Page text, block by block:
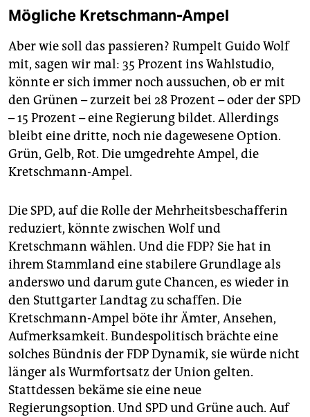
Mögliche Kretschmann-Ampel
Aber wie soll das passieren? Rumpelt Guido Wolf
mit, sagen wir mal: 35 Prozent ins Wahlstudio,
könnte er sich immer noch aussuchen, ob er mit
den Grünen – zurzeit bei 28 Prozent – oder der SPD
– 15 Prozent – eine Regierung bildet. Allerdings
bleibt eine dritte, noch nie dagewesene Option.
Grün, Gelb, Rot. Die umgedrehte Ampel, die
Kretschmann-Ampel.
Die SPD, auf die Rolle der Mehrheitsbeschafferin
reduziert, könnte zwischen Wolf und
Kretschmann wählen. Und die FDP? Sie hat in
ihrem Stammland eine stabilere Grundlage als
anderswo und darum gute Chancen, es wieder in
den Stuttgarter Landtag zu schaffen. Die
Kretschmann-Ampel böte ihr Ämter, Ansehen,
Aufmerksamkeit. Bundespolitisch brächte eine
solches Bündnis der FDP Dynamik, sie würde nicht
länger als Wurmfortsatz der Union gelten.
Stattdessen bekäme sie eine neue
Regierungsoption. Und SPD und Grüne auch. Auf